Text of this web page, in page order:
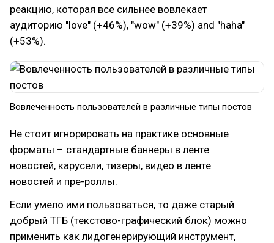
реакцию, которая все сильнее вовлекает
аудиторию "love" (+46%), "wow" (+39%) and "haha"
(+53%).
Вовлеченность пользователей в различные типы постов
Не стоит игнорировать на практике основные
форматы – стандартные баннеры в ленте
новостей, карусели, тизеры, видео в ленте
новостей и пре-роллы.
Если умело ими пользоваться, то даже старый
добрый ТГБ (текстово-графический блок) можно
применить как лидогенерирующий инструмент,